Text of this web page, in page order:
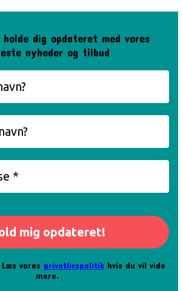
dig opdateret med vores
nyheder og tilbud
vores privatlivspolitikhvis du vil vide
mere.